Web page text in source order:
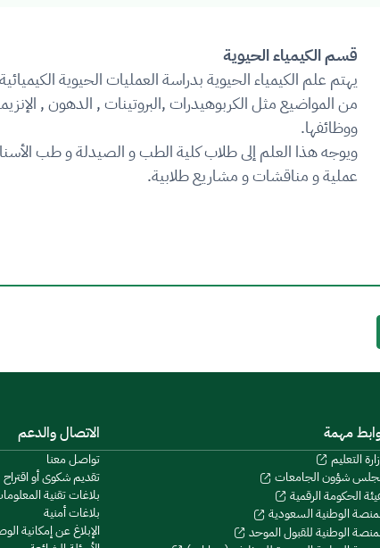
قسم الكيمياء الحيوية
يهتم علم الكيمياء الحيوية بدراسة العمليات الحيوية
من المواضيع مثل الكربوهيدرات ,البروتينات , الدهون ,
ووظائفها.
ويوجه هذا العلم إلى طلاب كلية الطب و الصيدلة و طب
عملية و مناقشات و مشاريع طلابية.
مهمة
التعليم
شؤون الجامعات
الحكومة الرقمية
الوطنية السعودية
الوطنية للقبول الموحد
الاتصال والدعم
تواصل معنا
تقديم شكوى أو اقتراح
بلاغات تقنية
بلاغات أمنية
الإبلاغ عن إمكانية